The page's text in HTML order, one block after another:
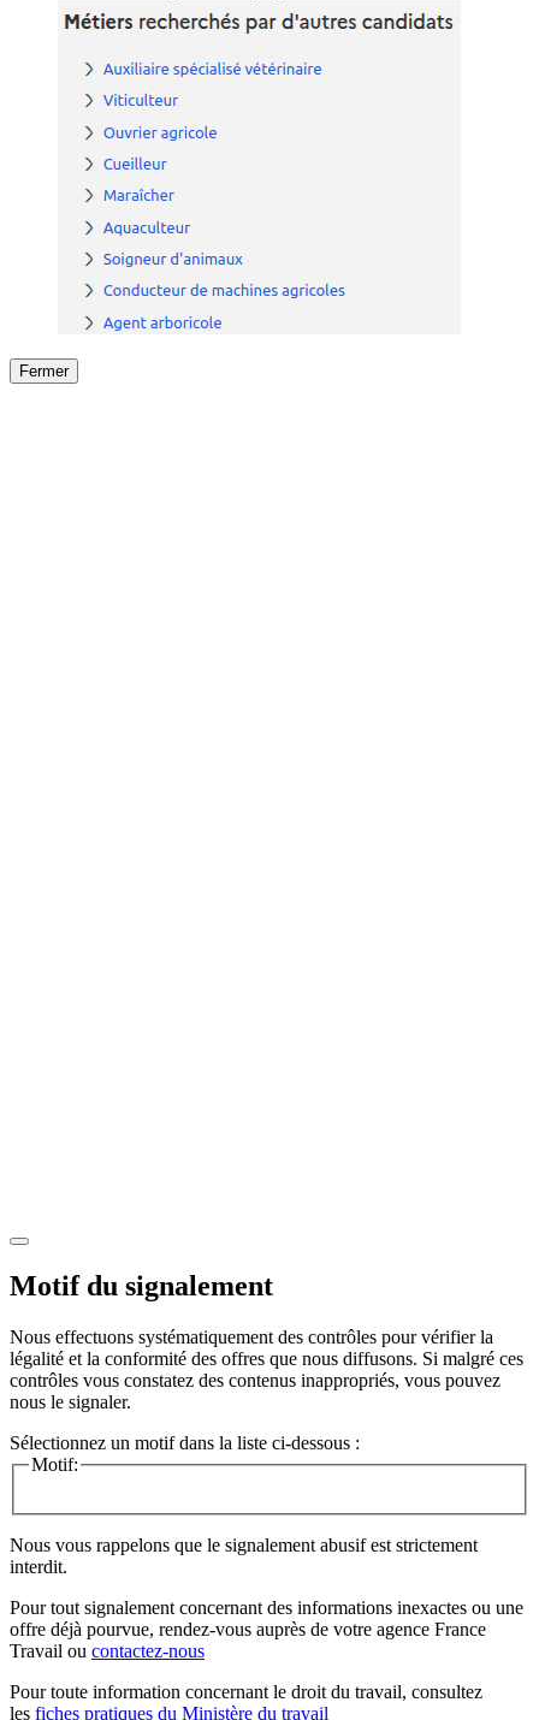
Fermer
Motif du signalement
Nous effectuons systématiquement des contrôles pour vérifier la
légalité et la conformité des offres que nous diffusons. Si malgré ces
contrôles vous constatez des contenus inappropriés, vous pouvez
nous le signaler.
Sélectionnez un motif dans la liste ci-dessous :
Motif:
Nous vous rappelons que le signalement abusif est strictement
interdit.
Pour tout signalement concernant des informations inexactes ou une
offre déjà pourvue, rendez-vous auprès de votre agence France
Travail ou contactez-nous
Pour toute information concernant le droit du travail, consultez
les fiches pratiques du Ministère du travail